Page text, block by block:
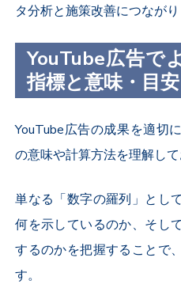
タ分析と施策改善につながり
YouTube広告で
指標と意味・目安
YouTube広告の成果を適切
の意味や計算方法を理解して
単なる「数字の羅列」とし
何を示しているのか、そし
するのかを把握することで
す。